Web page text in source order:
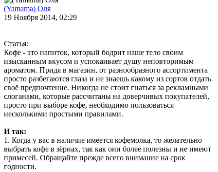
(Yamama) Оля
19 Ноября 2014, 02:29
Статья:
Кофе - это напиток, который бодрит наше тело своим
изысканным вкусом и успокаивает душу неповторимым
ароматом. Придя в магазин, от разнообразного ассортимента
просто разбегаются глаза и не знаешь какому из сортов отдать
своё предпочтение. Никогда не стоит гнаться за рекламными
слоганами, которые рассчитаны на доверчивых покупателей,
просто при выборе кофе, необходимо пользоваться
несколькими простыми правилами.
И так:
1. Когда у вас в наличие имеется кофемолка, то желательно
выбрать кофе в зёрнах, так как они более полезны и не имеют
примесей. Обращайте прежде всего внимание на срок
годности.